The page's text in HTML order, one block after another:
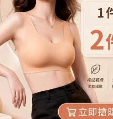
洋裝穿搭技巧：從炎⋯
瘦穿搭指南：上班、約⋯
解決大腿悶熱⋯
4大穿搭技巧，清爽顯⋯
感假2件洋裝推⋯